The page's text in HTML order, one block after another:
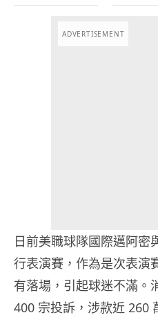
ADVERTISEMENT
日前美職球隊國際邁阿密
行表演賽，作為是次表演
有落場，引起球迷不滿。
400 宗投訴，涉款近 260